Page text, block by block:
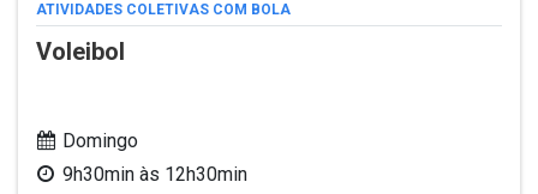
ATIVIDADES COLETIVAS COM BOLA
Voleibol
Domingo
9h30min às 12h30min